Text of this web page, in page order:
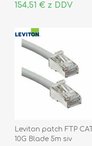
154,51 € z DDV
Leviton patch FTP
10G Blade 5m siv